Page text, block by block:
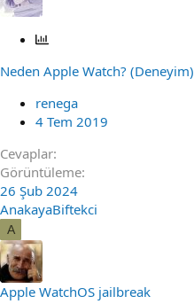
A
k
t
Neden Apple Watch? (Deneyim)
renega
4 Tem 2019
Cevaplar
Görüntüleme
26 Şub 2024
AnakayaBiftekci
A
Apple WatchOS jailbreak